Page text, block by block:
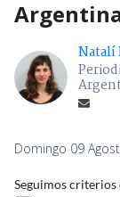
Natalí
Domingo 09
Seguimos criterios